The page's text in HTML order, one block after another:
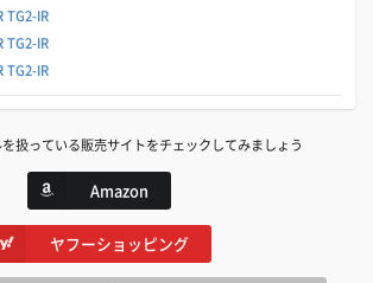
TG2-IR
TG2-IR
TG2-IR
扱っている販売サイトをチェックしてみましょう
Amazon
ヤフーショッピング